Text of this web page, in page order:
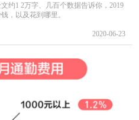
约1 2万字、几百个数据告诉你，2019
，以及花到哪里。
2020-06-23